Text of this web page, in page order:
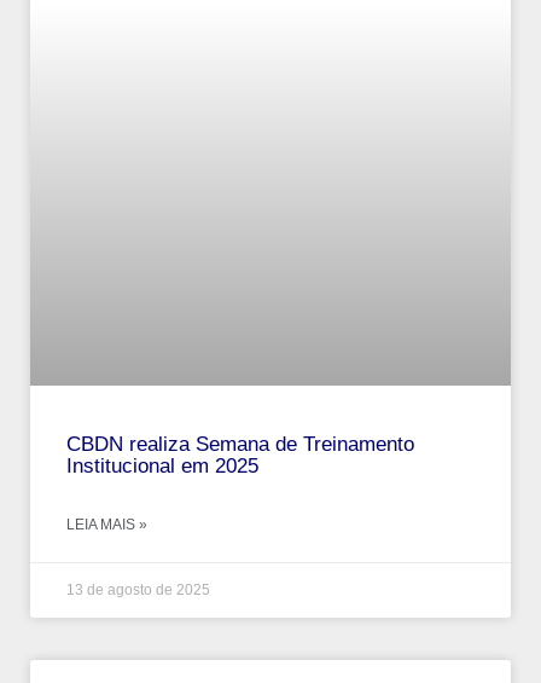
CBDN realiza Semana de Treinamento
Institucional em 2025
LEIA MAIS »
13 de agosto de 2025